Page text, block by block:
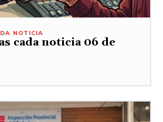
NOTICIA
cada noticia 06 de